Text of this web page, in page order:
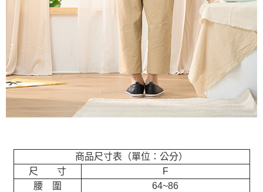
商品尺寸表（單位：公分）
尺 寸
F
腰 圍
64~86